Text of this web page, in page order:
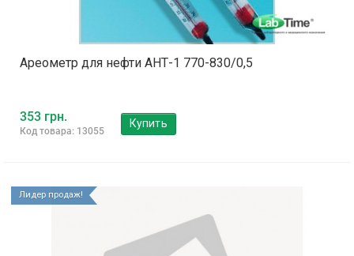
Ареометр для нефти АНТ-1 770-830/0,5
353 грн.
Код товара: 13055
Купить
Лидер продаж!